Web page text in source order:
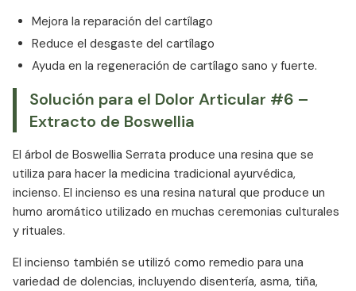
Mejora la reparación del cartílago
Reduce el desgaste del cartílago
Ayuda en la regeneración de cartílago sano y fuerte.
Solución para el Dolor Articular #6 –
Extracto de Boswellia
El árbol de Boswellia Serrata produce una resina que se
utiliza para hacer la medicina tradicional ayurvédica,
incienso. El incienso es una resina natural que produce un
humo aromático utilizado en muchas ceremonias culturales
y rituales.
El incienso también se utilizó como remedio para una
variedad de dolencias, incluyendo disentería, asma, tiña,